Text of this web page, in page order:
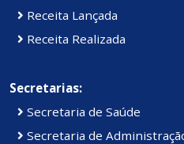
Receita Lançada
Receita Realizada
Secretarias:
Secretaria de Saúde
Secretaria de